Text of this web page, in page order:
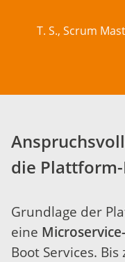
T. S., Scrum
die
Grundlage der
eine
Boot Services. Bis